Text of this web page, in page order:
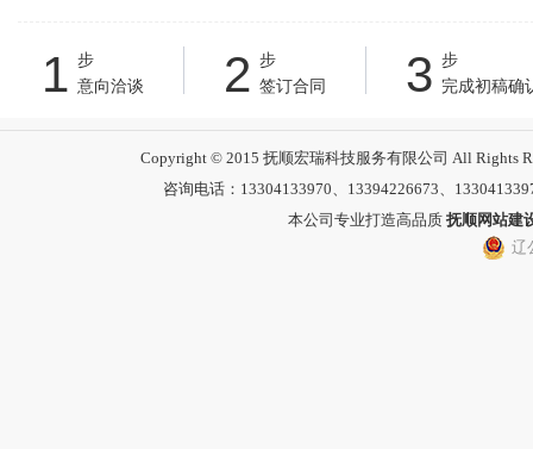
1 步
意向洽谈
2 步
签订合同
3 步
完成初稿确
Copyright © 2015 抚顺宏瑞科技服务有限公司 All Rights
咨询电话：13304133970、13394226673、
本公司专业打造高品质 抚顺网站建
辽